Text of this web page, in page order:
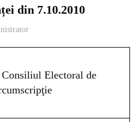
din 7.10.2010
Electoral de